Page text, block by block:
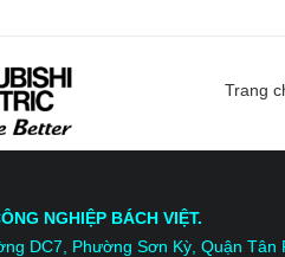
Trang
NGHIỆP BÁCH VIỆT.
DC7, Phường Sơn Kỳ, Quận Tân